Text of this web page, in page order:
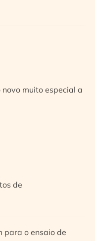
muito especial a
de
para o ensaio de